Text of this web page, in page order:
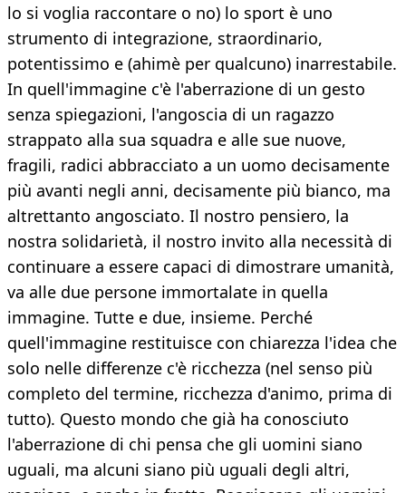
lo si voglia raccontare o no) lo sport è uno
strumento di integrazione, straordinario,
potentissimo e (ahimè per qualcuno) inarrestabile.
In quell'immagine c'è l'aberrazione di un gesto
senza spiegazioni, l'angoscia di un ragazzo
strappato alla sua squadra e alle sue nuove,
fragili, radici abbracciato a un uomo decisamente
più avanti negli anni, decisamente più bianco, ma
altrettanto angosciato. Il nostro pensiero, la
nostra solidarietà, il nostro invito alla necessità di
continuare a essere capaci di dimostrare umanità,
va alle due persone immortalate in quella
immagine. Tutte e due, insieme. Perché
quell'immagine restituisce con chiarezza l'idea che
solo nelle differenze c'è ricchezza (nel senso più
completo del termine, ricchezza d'animo, prima di
tutto). Questo mondo che già ha conosciuto
l'aberrazione di chi pensa che gli uomini siano
uguali, ma alcuni siano più uguali degli altri,